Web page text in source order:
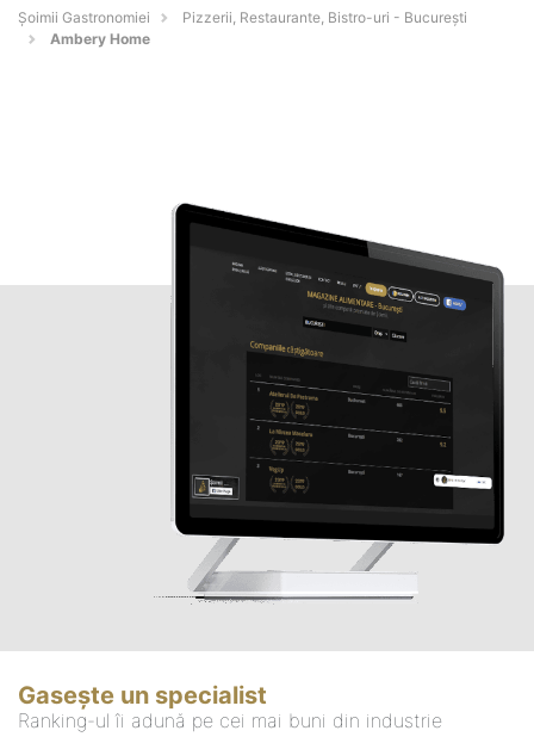
Șoimii Gastronomiei
Pizzerii, Restaurante, Bistro-uri - Bucureşti
Ambery Home
Gasește un specialist
Ranking-ul îi adună pe cei mai buni din industrie